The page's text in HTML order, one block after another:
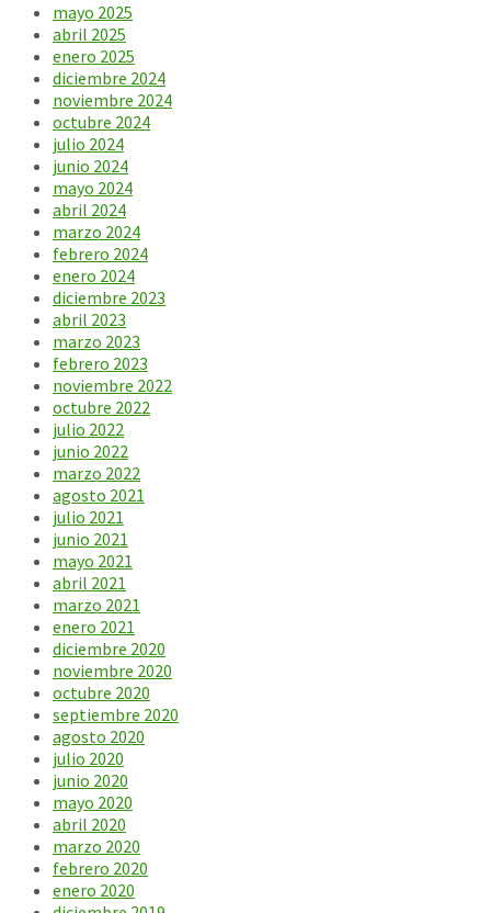
mayo 2025
abril 2025
enero 2025
diciembre 2024
noviembre 2024
octubre 2024
julio 2024
junio 2024
mayo 2024
abril 2024
marzo 2024
febrero 2024
enero 2024
diciembre 2023
abril 2023
marzo 2023
febrero 2023
noviembre 2022
octubre 2022
julio 2022
junio 2022
marzo 2022
agosto 2021
julio 2021
junio 2021
mayo 2021
abril 2021
marzo 2021
enero 2021
diciembre 2020
noviembre 2020
octubre 2020
septiembre 2020
agosto 2020
julio 2020
junio 2020
mayo 2020
abril 2020
marzo 2020
febrero 2020
enero 2020